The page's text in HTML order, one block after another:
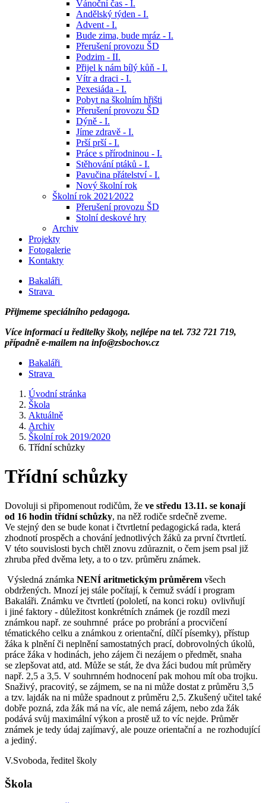
Vánoční čas - I.
Andělský týden - I.
Advent - I.
Bude zima, bude mráz - I.
Přerušení provozu ŠD
Podzim - II.
Přijel k nám bílý kůň - I.
Vítr a draci - I.
Pexesiáda - I.
Pobyt na školním hřišti
Přerušení provozu ŠD
Dýně - I.
Jíme zdravě - I.
Prší prší - I.
Práce s přírodninou - I.
Stěhování ptáků - I.
Pavučina přátelství - I.
Nový školní rok
Školní rok 2021⁄2022
Přerušení provozu ŠD
Stolní deskové hry
Archiv
Projekty
Fotogalerie
Kontakty
Bakaláři
Strava
Přijmeme speciálního pedagoga.
Více informací u ředitelky školy, nejlépe na tel. 732 721 719,
případně e-mailem na info@zsbochov.cz
Bakaláři
Strava
Úvodní stránka
Škola
Aktuálně
Archiv
Školní rok 2019/2020
Třídní schůzky
Třídní schůzky
Dovoluji si připomenout rodičům, že ve středu 13.11. se konají
od 16 hodin třídní schůzky, na něž rodiče srdečně zveme.
Ve stejný den se bude konat i čtvrtletní pedagogická rada, která
zhodnotí prospěch a chování jednotlivých žáků za první čtvrtletí.
V této souvislosti bych chtěl znovu zdůraznit, o čem jsem psal již
zhruba před dvěma lety, a to o tzv. průměru známek.
Výsledná známka NENÍ aritmetickým průměrem všech
obdržených. Mnozí jej stále počítají, k čemuž svádí i program
Bakaláři. Známku ve čtvrtletí (pololetí, na konci roku) ovlivňují
i jiné faktory - důležitost konkrétních známek (je rozdíl mezi
známkou např. ze souhrnné práce po probrání a procvičení
tématického celku a známkou z orientační, dílčí písemky), přístup
žáka k plnění či neplnění samostatných prací, dobrovolných úkolů,
práce žáka v hodinách, jeho zájem či nezájem o předmět, snaha
se zlepšovat atd, atd. Může se stát, že dva žáci budou mít průměry
např. 2,5 a 3,5. V souhrnném hodnocení pak mohou mít oba trojku.
Snaživý, pracovitý, se zájmem, se na ni může dostat z průměru 3,5
a tzv. lajdák na ni může spadnout z průměru 2,5. Zkušený učitel také
dobře pozná, zda žák má na víc, ale nemá zájem, nebo zda žák
podává svůj maximální výkon a prostě už to víc nejde. Průměr
známek je tedy údaj zajímavý, ale pouze orientační a ne rozhodující
a jediný.
V.Svoboda, ředitel školy
Škola